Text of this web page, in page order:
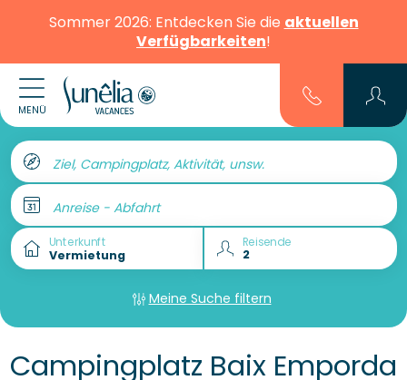
Sommer 2026: Entdecken Sie die aktuellen
Verfügbarkeiten!
MENÜ
Ziel, Campingplatz, Aktivität, unsw.
Anreise - Abfahrt
Unterkunft Reisende
Meine Suche filtern
Campingplatz Baix Emporda